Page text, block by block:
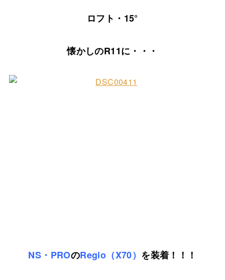
ロフト・15°
懐かしのR11に・・・
NS・PROのRegio（X70） を装着！！！